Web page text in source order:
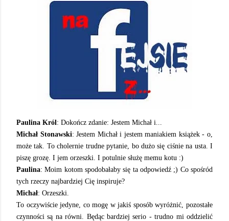
Paulina Król : Dokończ zdanie: Jestem Michał i...
Michał Stonawski: Jestem Michał i jestem maniakiem książek - o,
może tak. To cholernie trudne pytanie, bo dużo się ciśnie na usta. I
piszę grozę. I jem orzeszki. I potulnie służę memu kotu :)
Paulina: Moim kotom spodobałaby się ta odpowiedź ;) Co spośród
tych rzeczy najbardziej Cię inspiruje?
Michał: Orzeszki.
To oczywiście jedyne, co mogę w jakiś sposób wyróżnić, pozostałe
czynności są na równi. Będąc bardziej serio - trudno mi oddzielić